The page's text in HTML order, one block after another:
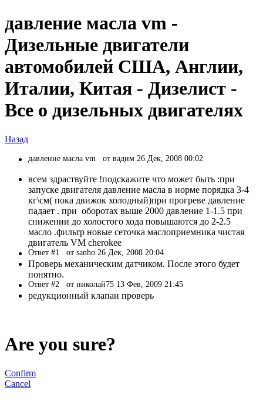
давление масла vm -
Дизельные двигатели
автомобилей США, Англии,
Италии, Китая - Дизелист -
Все о дизельных двигателях
Назад
давление масла vm от вадим 26 Дек, 2008 00:02
всем здраствуйте !подскажите что может быть :при
запуске двигателя давление масла в норме порядка 3-4
кг\см( пока движок холодный)при прогреве давление
падает . при оборотах выше 2000 давление 1-1.5 при
снижении до холостого хода повышаются до 2-2.5
масло .фильтр новые сеточка маслоприемника чистая
двигатель VM cherokee
Ответ #1 от sanho 26 Дек, 2008 20:04
Проверь механическим датчиком. После этого будет
понятно.
Ответ #2 от николай75 13 Фев, 2009 21:45
редукционный клапан проверь
Are you sure?
Confirm
Cancel